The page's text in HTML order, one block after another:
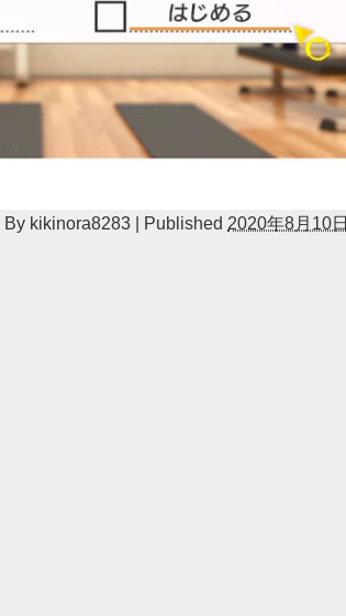
By kikinora8283 Published 2020年8月10日